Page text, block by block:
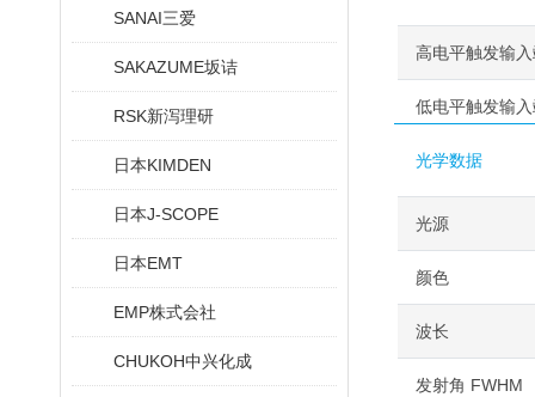
SANAI三爱
SAKAZUME坂诘
RSK新泻理研
日本KIMDEN
日本J-SCOPE
日本EMT
EMP株式会社
CHUKOH中兴化成
高电平触发输
低电平触发输
光学数据
光源
颜色
波长
发射角 FWHM